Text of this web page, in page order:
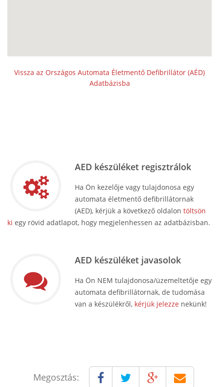
Vissza az Országos Automata Életmentő Defibrillátor (AÉD)
Adatbázisba
AED készüléket regisztrálok
Ha Ön kezelője vagy tulajdonosa egy
automata életmentő defibrillátornak
(AED), kérjük a következő oldalon töltsön
ki egy rövid adatlapot, hogy megjelenhessen az adatbázisban.
AED készüléket javasolok
Ha Ön NEM tulajdonosa/üzemeltetője egy
automata defibrillátornak, de tudomása
van a készülékről, kérjük jelezze nekünk!
Megosztás: